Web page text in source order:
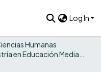
Log In
Humanas